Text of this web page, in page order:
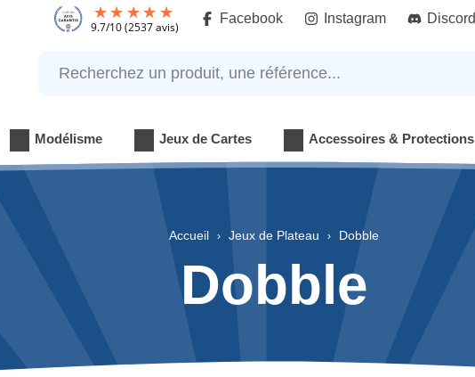
9.7 (2537 avis)
Facebook Instagram Discord
Recherchez un produit, une référence...
Modélisme Jeux de Cartes Accessoires & Protections
Accueil Jeux de Plateau Dobble
Dobble